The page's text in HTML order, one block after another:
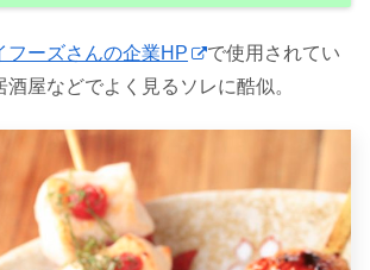
フーズさんの企業HP
で使用されてい
屋などでよく見るソレに酷似。